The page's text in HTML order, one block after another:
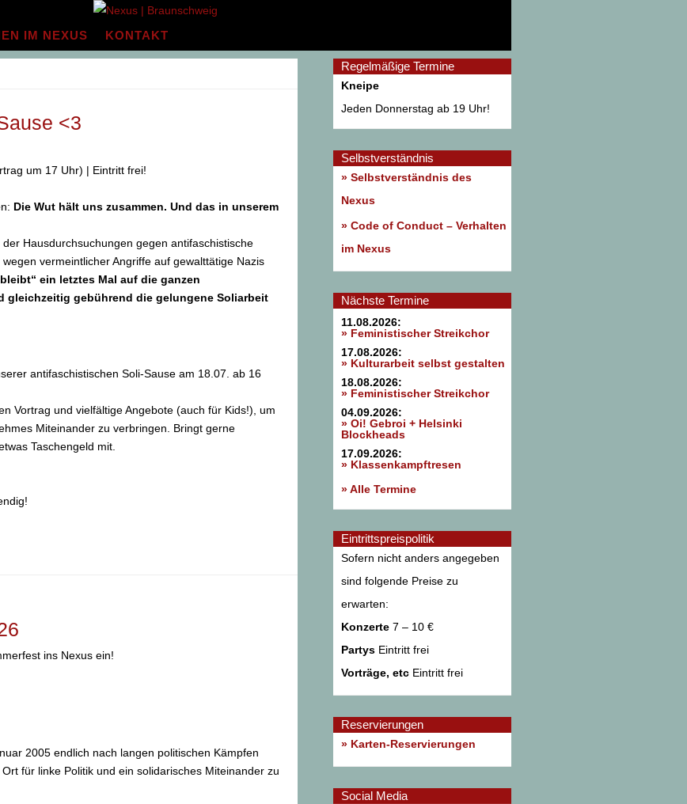
IM NEXUS KONTAKT
<3
um 17 Uhr) | Eintritt frei!
Die Wut hält uns zusammen. Und das in unserem
Hausdurchsuchungen gegen antifaschistische
vermeintlicher Angriffe auf gewalttätige Nazis
ein letztes Mal auf die ganzen
gleichzeitig gebührend die gelungene Soliarbeit
antifaschistischen Soli-Sause am 18.07. ab 16
Vortrag und vielfältige Angebote (auch für Kids!), um
Miteinander zu verbringen. Bringt gerne
Taschengeld mit.
ins Nexus ein!
2005 endlich nach langen politischen Kämpfen
für linke Politik und ein solidarisches Miteinander zu
Regelmäßige Termine
Kneipe
Jeden Donnerstag ab 19 Uhr!
Selbstverständnis
» Selbstverständnis des
Nexus
» Code of Conduct – Verhalten
im Nexus
Nächste Termine
11.08.2026:
» Feministischer Streikchor
17.08.2026:
» Kulturarbeit selbst gestalten
18.08.2026:
» Feministischer Streikchor
04.09.2026:
» Oi! Gebroi + Helsinki
Blockheads
17.09.2026:
» Klassenkampftresen
» Alle Termine
Eintrittspreispolitik
Sofern nicht anders angegeben
sind folgende Preise zu
erwarten:
Konzerte 7 – 10 €
Partys Eintritt frei
Vorträge, etc Eintritt frei
Reservierungen
» Karten-Reservierungen
Social Media